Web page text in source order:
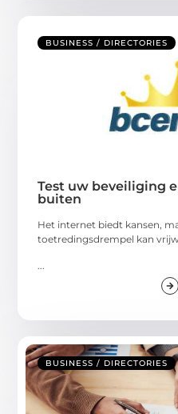
BUSINESS / DIRECTORIES
Test uw beveiliging
buiten
Het internet biedt kansen,
toetredingsdrempel kan
BUSINESS / DIRECTORIES